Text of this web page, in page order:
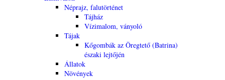
Néprajz, falutörténet
Tájház
Vízimalom, ványoló
Tájak
Kőgombák az Öregtető (Batrina)
északi lejtőjén
Állatok
Növények